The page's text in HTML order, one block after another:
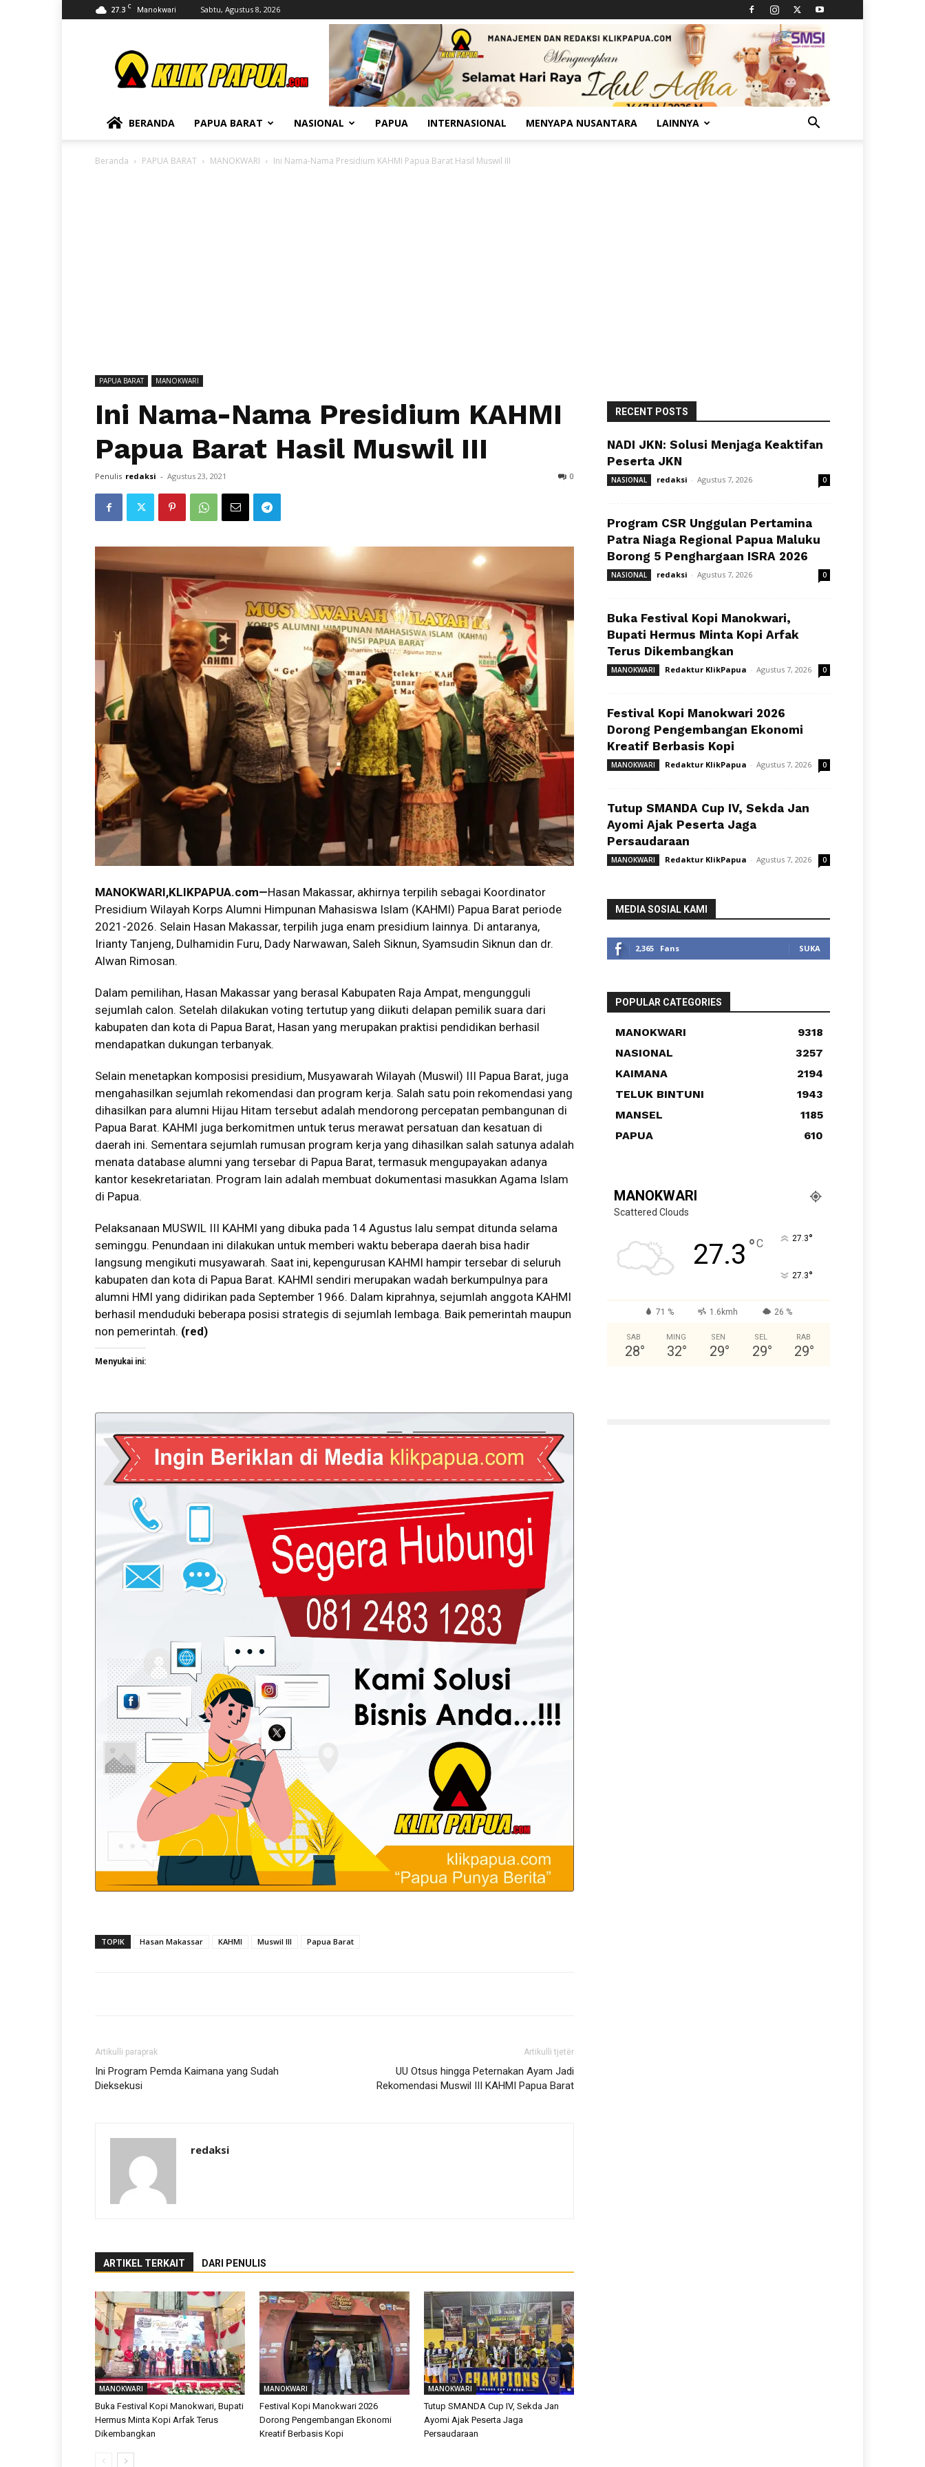
27.3 C Manokwari Sabtu, Agustus 8, 2026
BERANDA PAPUA BARAT NASIONAL PAPUA INTERNASIONAL MENYAPA NUSANTARA LAINNYA
Beranda PAPUA BARAT MANOKWARI Ini Nama-Nama Presidium KAHMI Papua Barat Hasil Muswil III
PAPUA BARAT MANOKWARI
Ini Nama-Nama Presidium KAHMI
Papua Barat Hasil Muswil III
Penulis redaksi - Agustus 23, 2021 0
MANOKWARI,KLIKPAPUA.com—Hasan Makassar, akhirnya terpilih sebagai Koordinator
Presidium Wilayah Korps Alumni Himpunan Mahasiswa Islam (KAHMI) Papua Barat periode
2021-2026. Selain Hasan Makassar, terpilih juga enam presidium lainnya. Di antaranya,
Irianty Tanjeng, Dulhamidin Furu, Dady Narwawan, Saleh Siknun, Syamsudin Siknun dan dr.
Alwan Rimosan.
Dalam pemilihan, Hasan Makassar yang berasal Kabupaten Raja Ampat, mengungguli
sejumlah calon. Setelah dilakukan voting tertutup yang diikuti delapan pemilik suara dari
kabupaten dan kota di Papua Barat, Hasan yang merupakan praktisi pendidikan berhasil
mendapatkan dukungan terbanyak.
Selain menetapkan komposisi presidium, Musyawarah Wilayah (Muswil) III Papua Barat, juga
mengahasilkan sejumlah rekomendasi dan program kerja. Salah satu poin rekomendasi yang
dihasilkan para alumni Hijau Hitam tersebut adalah mendorong percepatan pembangunan di
Papua Barat. KAHMI juga berkomitmen untuk terus merawat persatuan dan kesatuan di
daerah ini. Sementara sejumlah rumusan program kerja yang dihasilkan salah satunya adalah
menata database alumni yang tersebar di Papua Barat, termasuk mengupayakan adanya
kantor kesekretariatan. Program lain adalah membuat dokumentasi masukkan Agama Islam
di Papua.
Pelaksanaan MUSWIL III KAHMI yang dibuka pada 14 Agustus lalu sempat ditunda selama
seminggu. Penundaan ini dilakukan untuk memberi waktu beberapa daerah bisa hadir
langsung mengikuti musyawarah. Saat ini, kepengurusan KAHMI hampir tersebar di seluruh
kabupaten dan kota di Papua Barat. KAHMI sendiri merupakan wadah berkumpulnya para
alumni HMI yang didirikan pada September 1966. Dalam kiprahnya, sejumlah anggota KAHMI
berhasil menduduki beberapa posisi strategis di sejumlah lembaga. Baik pemerintah maupun
non pemerintah. (red)
Menyukai ini:
TOPIK Hasan Makassar KAHMI Muswil III Papua Barat
Artikulli paraprak
Ini Program Pemda Kaimana yang Sudah
Dieksekusi
Artikulli tjetër
UU Otsus hingga Peternakan Ayam Jadi
Rekomendasi Muswil III KAHMI Papua Barat
redaksi
ARTIKEL TERKAIT DARI PENULIS
MANOKWARI
Buka Festival Kopi Manokwari, Bupati
Hermus Minta Kopi Arfak Terus
Dikembangkan
MANOKWARI
Festival Kopi Manokwari 2026
Dorong Pengembangan Ekonomi
Kreatif Berbasis Kopi
MANOKWARI
Tutup SMANDA Cup IV, Sekda Jan
Ayomi Ajak Peserta Jaga
Persaudaraan
RECENT POSTS
NADI JKN: Solusi Menjaga Keaktifan
Peserta JKN
NASIONAL redaksi - Agustus 7, 2026 0
Program CSR Unggulan Pertamina
Patra Niaga Regional Papua Maluku
Borong 5 Penghargaan ISRA 2026
NASIONAL redaksi - Agustus 7, 2026 0
Buka Festival Kopi Manokwari,
Bupati Hermus Minta Kopi Arfak
Terus Dikembangkan
MANOKWARI Redaktur KlikPapua - Agustus 7, 2026 0
Festival Kopi Manokwari 2026
Dorong Pengembangan Ekonomi
Kreatif Berbasis Kopi
MANOKWARI Redaktur KlikPapua - Agustus 7, 2026 0
Tutup SMANDA Cup IV, Sekda Jan
Ayomi Ajak Peserta Jaga
Persaudaraan
MANOKWARI Redaktur KlikPapua - Agustus 7, 2026 0
MEDIA SOSIAL KAMI
2,365 Fans SUKA
POPULAR CATEGORIES
MANOKWARI
9318
NASIONAL
3257
KAIMANA
2194
TELUK BINTUNI
1943
MANSEL
1185
PAPUA
610
MANOKWARI
Scattered Clouds
27.3 °C 27.3°
27.3°
71 % 1.6kmh 26 %
SAB
28°
MING
32°
SEN
29°
SEL
29°
RAB
29°